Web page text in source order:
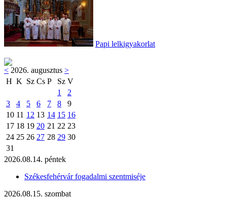
Papi lelkigyakorlat
< 2026. augusztus >
H K Sz Cs P Sz V
1
2
3
4 5 6 7 8
9
10 11 12 13 14 15 16
17 18 19 20 21 22 23
24 25 26 27 28 29 30
31
2026.08.14. péntek
Székesfehérvár fogadalmi szentmiséje
2026.08.15. szombat